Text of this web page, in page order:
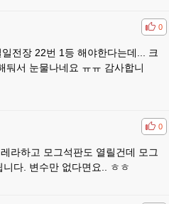
비공감
0
전장 22번 1등 해야한다는데... 크
둬서 눈물나네요 ㅠㅠ 감사합니
비공감
0
라하고 모그석판도 열릴건데 모그
다. 변수만 없다면요.. ㅎㅎ